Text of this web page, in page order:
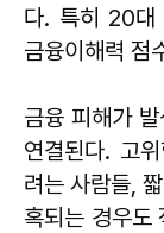
다. 특히 20대
금융이해력 점
금융 피해가
연결된다. 고
려는 사람들,
혹되는 경우도